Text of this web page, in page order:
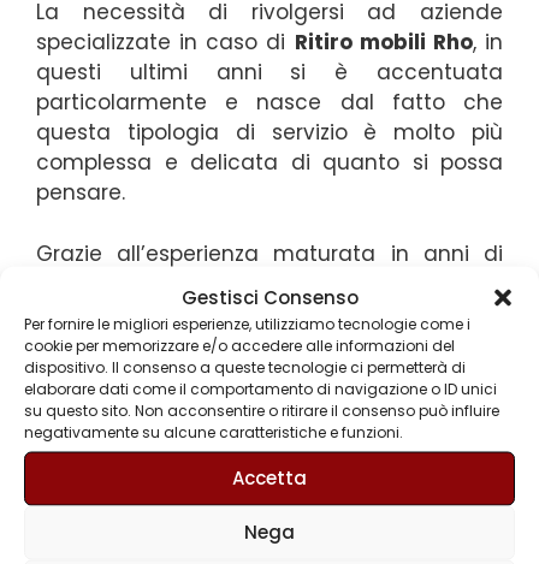
Gestisci Consenso
Per fornire le migliori esperienze, utilizziamo tecnologie come i
cookie per memorizzare e/o accedere alle informazioni del
dispositivo. Il consenso a queste tecnologie ci permetterà di
elaborare dati come il comportamento di navigazione o ID unici
su questo sito. Non acconsentire o ritirare il consenso può influire
negativamente su alcune caratteristiche e funzioni.
Accetta
Nega
La necessità di rivolgersi ad aziende
specializzate in caso di Ritiro mobili Rho, in
questi ultimi anni si è accentuata
particolarmente e nasce dal fatto che
questa tipologia di servizio è molto più
complessa e delicata di quanto si possa
pensare.
Grazie all’esperienza maturata in anni di
attività nel settore,
Gli Svuota Tutto
sono in
grado di soddisfare qualsiasi esigenza il
cliente possa avere in questo campo.
Siete alla ricerca di un’azienda specializzata
inRitiro mobili Rhoe non sapete a chi
, azienda specializzata